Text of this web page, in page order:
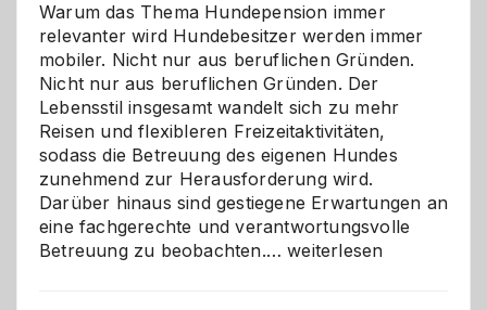
Warum das Thema Hundepension immer
relevanter wird Hundebesitzer werden immer
mobiler. Nicht nur aus beruflichen Gründen.
Nicht nur aus beruflichen Gründen. Der
Lebensstil insgesamt wandelt sich zu mehr
Reisen und flexibleren Freizeitaktivitäten,
sodass die Betreuung des eigenen Hundes
zunehmend zur Herausforderung wird.
Darüber hinaus sind gestiegene Erwartungen an
eine fachgerechte und verantwortungsvolle
Betreuung zu beobachten.…Betreuung
weiterlesen